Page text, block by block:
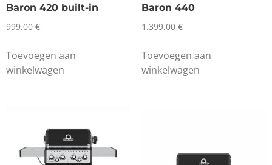
Baron 420 built-in
999,00 €
Toevoegen aan
winkelwagen
Baron 440
1.399,00 €
Toevoegen aan
winkelwagen